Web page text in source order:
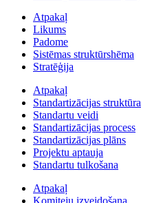
Atpakaļ
Likums
Padome
Sistēmas struktūrshēma
Stratēģija
Atpakaļ
Standartizācijas struktūra
Standartu veidi
Standartizācijas process
Standartizācijas plāns
Projektu aptauja
Standartu tulkošana
Atpakaļ
Komiteju izveidošana